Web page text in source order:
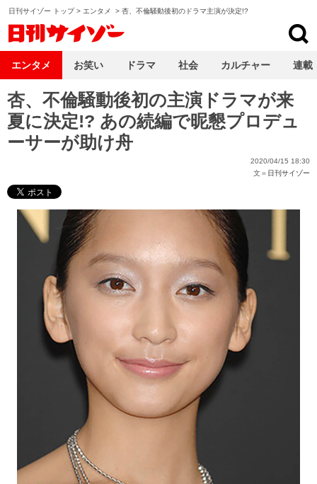
日刊サイゾー トップ> エンタメ > 杏、不倫騒動後初のドラマ主演が決定!?
杏、不倫騒動後初の主演ドラマが来
夏に決定!? あの続編で昵懇プロデュ
ーサーが助け舟
2020/04/15 18:30
文＝ 日刊サイゾー
エンタメ お笑い ドラマ 社会 カルチャー 連載